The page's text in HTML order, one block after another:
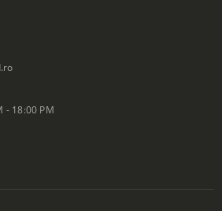
- 18:00 PM